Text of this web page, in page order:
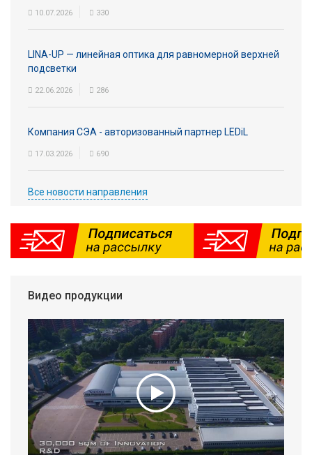
10.07.2026 330
LINA-UP — линейная оптика для равномерной верхней
подсветки
22.06.2026 286
Компания СЭА - авторизованный партнер LEDiL
17.03.2026 690
Все новости направления
Видео продукции